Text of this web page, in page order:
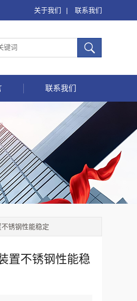
关于我们 | 联系我们
联系我们
锈钢性能稳定
置不锈钢性能稳